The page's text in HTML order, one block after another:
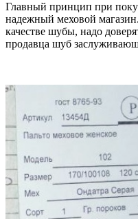
Главный принцип при
надежный меховой
качестве шубы, надо
продавца шуб